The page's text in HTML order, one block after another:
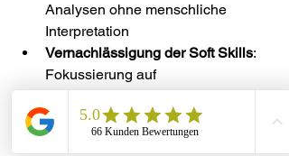
Analysen ohne menschliche
Interpretation
Vernachlässigung der Soft Skills:
Fokussierung auf
Verkaufstechniken statt
emotionaler Intelligenz